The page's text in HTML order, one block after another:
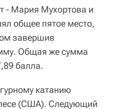
- Мария Мухортова и
общее пятое место,
завершив
Общая же сумма
балла.
катанию
(США). Следующий